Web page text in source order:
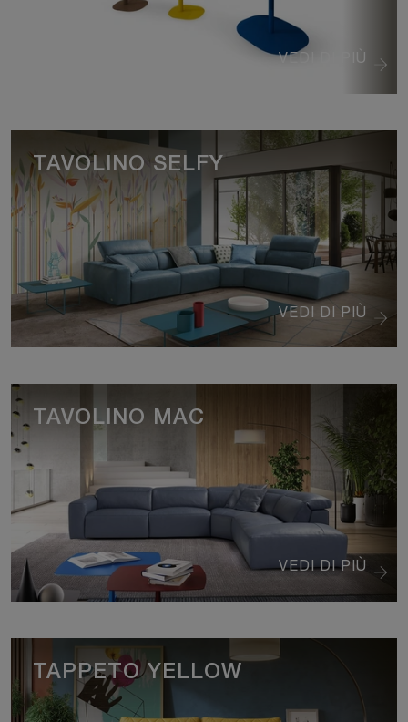
VEDI DI PIÙ
VEDI DI PIÙ
TAVOLINO SELFY
VEDI DI PIÙ
TAVOLINO MAC
TAPPETO YELLOW